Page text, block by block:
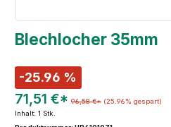
Blechlocher 35mm
-25.96 %
71,51 €* 96,58 €* (25.96% gespart)
Inhalt: 1 Stk.